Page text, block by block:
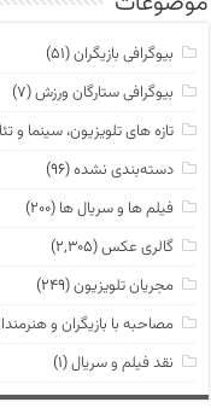
بیوگرافی بازیگران(۵۱)
بیوگرافی ستارگان ورزش(۷)
تازه های تلویزیون، سینما و
دسته‌بندی نشده(۹۶)
فیلم ها و سریال ها (۲۰۰)
گالری عکس(۲,۳۰۵)
مجریان تلویزیون(۲۴۹)
مصاحبه با بازیگران و
نقد فیلم و سریال(۱)